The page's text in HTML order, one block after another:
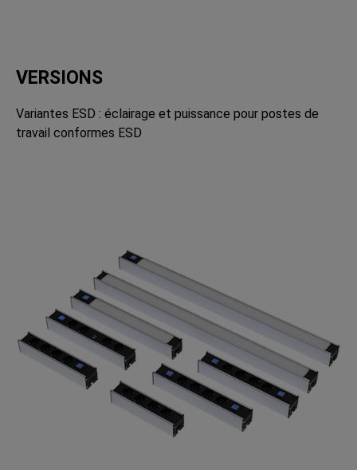
VERSIONS
Variantes ESD : éclairage et puissance pour postes de
travail conformes ESD